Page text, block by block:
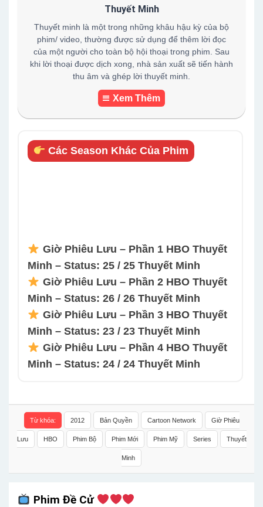
Thuyết Minh
Thuyết minh là một trong những khâu hậu kỳ của bộ
phim/ video, thường được sử dụng để thêm lời đọc
của một người cho toàn bộ hội thoại trong phim. Sau
khi lời thoại được dịch xong, nhà sản xuất sẽ tiến hành
thu âm và ghép lời thuyết minh.
Xem Thêm
Các Season Khác Của Phim
Giờ Phiêu Lưu – Phần 1 HBO Thuyết
Minh – Status: 25 / 25 Thuyết Minh
Giờ Phiêu Lưu – Phần 2 HBO Thuyết
Minh – Status: 26 / 26 Thuyết Minh
Giờ Phiêu Lưu – Phần 3 HBO Thuyết
Minh – Status: 23 / 23 Thuyết Minh
Giờ Phiêu Lưu – Phần 4 HBO Thuyết
Minh – Status: 24 / 24 Thuyết Minh
Từ khóa: 2012 Bản Quyền Cartoon Network Giờ Phiêu
Lưu HBO Phim Bộ Phim Mới Phim Mỹ Series Thuyết
Minh
Phim Đề Cử